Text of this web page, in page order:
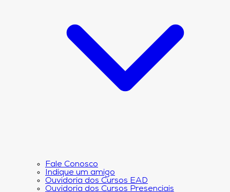
Fale Conosco
Indique um amigo
Ouvidoria dos Cursos EAD
Ouvidoria dos Cursos Presenciais